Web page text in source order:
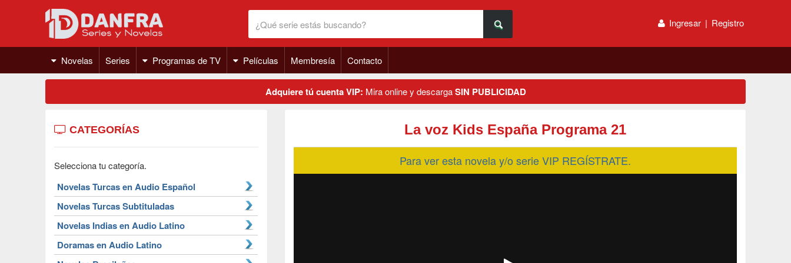
Ingresar | Registro
Novelas Series Programas de TV Películas Membresía Contacto
Adquiere tú cuenta VIP: Mira online y descargaSIN PUBLICIDAD
CATEGORÍAS
Selecciona tu categoría.
Novelas Turcas en Audio Español
Novelas Turcas Subtituladas
Novelas Indias en Audio Latino
Doramas en Audio Latino
La voz Kids España Programa 21
Para ver esta novela y/o serie VIP REGÍSTRATE.